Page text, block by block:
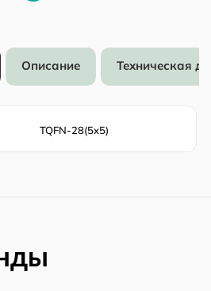
Описание Техническая
TQFN-28(5x5)